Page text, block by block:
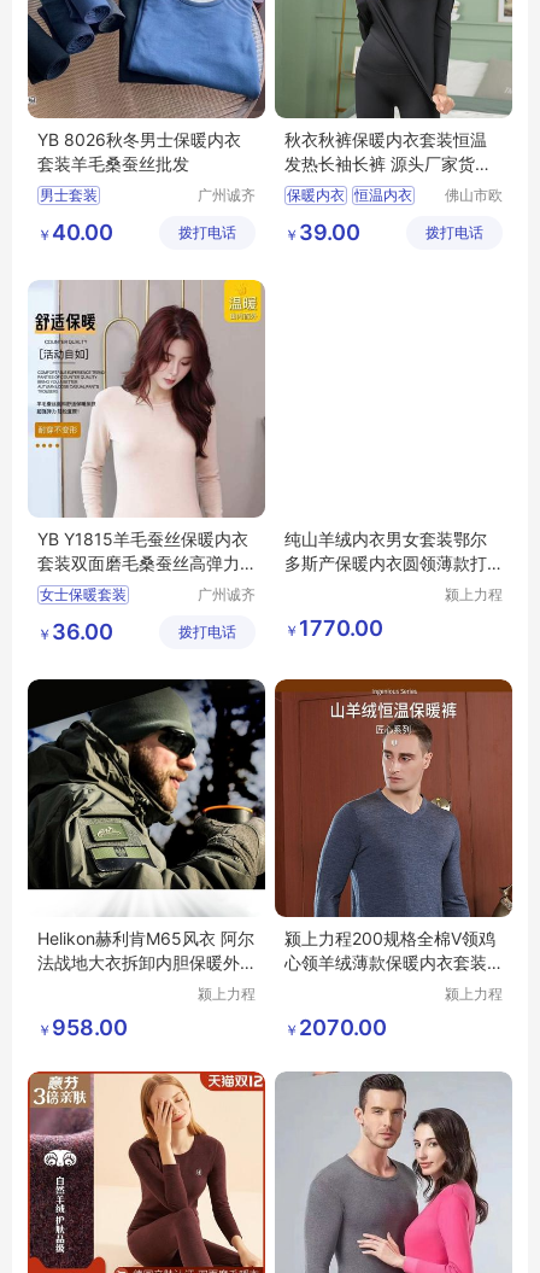
YB 8026秋冬男士保暖内衣
套装羊毛桑蚕丝批发
男士套装
广州诚齐
公司
￥ 40.00 拨打电话
秋衣秋裤保暖内衣套装恒温
发热长袖长裤 源头厂家货源
可批发
保暖内衣 恒温内衣
恒温秋衣秋裤
佛山市欧
技有限公
￥ 39.00 拨打电话
YB Y1815羊毛蚕丝保暖内衣
套装双面磨毛桑蚕丝高弹力
批发
女士保暖套装
广州诚齐
公司
￥ 36.00 拨打电话
纯山羊绒内衣男女套装鄂尔
多斯产保暖内衣圆领薄款打
颍上力程
￥ 1770.00
Helikon赫利肯M65风衣 阿尔
法战地大衣拆卸内胆保暖外
颍上力程
￥ 958.00
颍上力程200规格全棉V领鸡
心领羊绒薄款保暖内衣套装
颍上力程
￥ 2070.00